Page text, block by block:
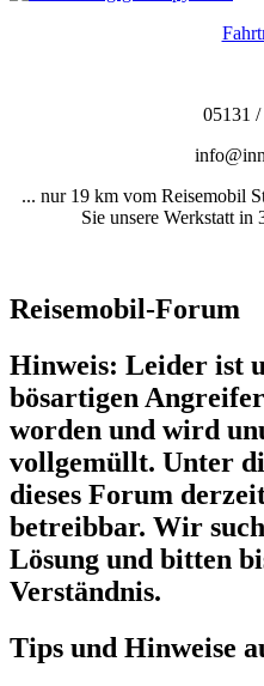
05131
... nur 19 km vom Reisemobil
Sie unsere Werkstatt in
Reisemobil-Forum
Hinweis: Leider ist
bösartigen
worden und wird
vollgemüllt. Unter
dieses Forum
betreibbar. Wir
Lösung und bitten
Verständnis.
Tips und Hinweise